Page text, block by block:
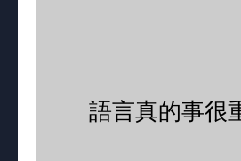
語言真的事很